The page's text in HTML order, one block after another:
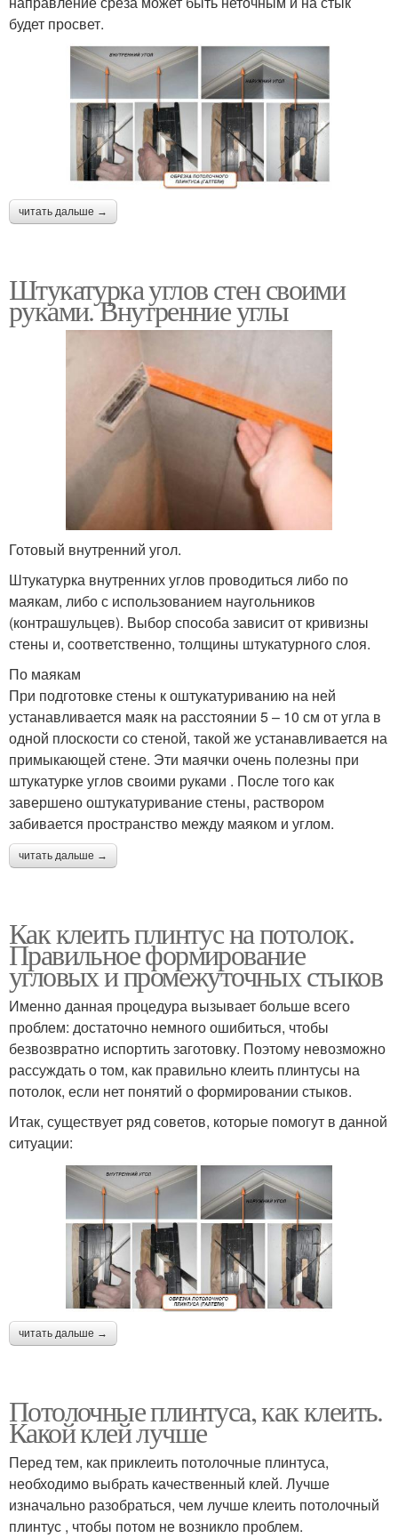
будет просвет.
читать дальше →
Штукатурка углов стен своими
руками. Внутренние углы
Готовый внутренний угол.
Штукатурка внутренних углов проводиться либо по
маякам, либо с использованием наугольников
(контрашульцев). Выбор способа зависит от кривизны
стены и, соответственно, толщины штукатурного слоя.
По маякам
При подготовке стены к оштукатуриванию на ней
устанавливается маяк на расстоянии 5 – 10 см от угла в
одной плоскости со стеной, такой же устанавливается на
примыкающей стене. Эти маячки очень полезны при
штукатурке углов своими руками . После того как
завершено оштукатуривание стены, раствором
забивается пространство между маяком и углом.
читать дальше →
Как клеить плинтус на потолок.
Правильное формирование
угловых и промежуточных стыков
Именно данная процедура вызывает больше всего
проблем: достаточно немного ошибиться, чтобы
безвозвратно испортить заготовку. Поэтому невозможно
рассуждать о том, как правильно клеить плинтусы на
потолок, если нет понятий о формировании стыков.
Итак, существует ряд советов, которые помогут в данной
ситуации:
читать дальше →
Потолочные плинтуса, как клеить.
Какой клей лучше
Перед тем, как приклеить потолочные плинтуса,
необходимо выбрать качественный клей. Лучше
изначально разобраться, чем лучше клеить потолочный
плинтус , чтобы потом не возникло проблем.